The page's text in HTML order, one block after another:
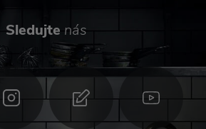
Sledujte nás